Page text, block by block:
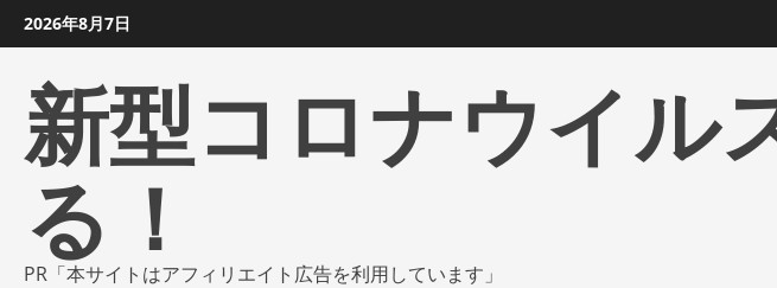
ン
2026年8月7日
新型コロナウイル
る！
PR「本サイトはアフィリエイト広告を利用しています」